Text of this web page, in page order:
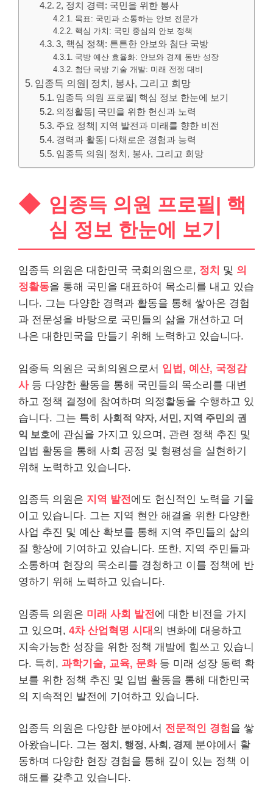
2, 정치 경력: 국민을 위한 봉사
목표: 국민과 소통하는 안보 전문가
핵심 가치: 국민 중심의 안보 정책
3, 핵심 정책: 튼튼한 안보와 첨단 국방
국방 예산 효율화: 안보와 경제 동반 성장
첨단 국방 기술 개발: 미래 전쟁 대비
임종득 의원| 정치, 봉사, 그리고 희망
임종득 의원 프로필| 핵심 정보 한눈에 보기
의정활동| 국민을 위한 헌신과 노력
주요 정책| 지역 발전과 미래를 향한 비전
경력과 활동| 다채로운 경험과 능력
임종득 의원| 정치, 봉사, 그리고 희망
임종득 의원 프로필| 핵
심 정보 한눈에 보기
임종득 의원은 대한민국 국회의원으로, 정치 및 의
정활동을 통해 국민을 대표하여 목소리를 내고 있습
니다. 그는 다양한 경력과 활동을 통해 쌓아온 경험
과 전문성을 바탕으로 국민들의 삶을 개선하고 더
나은 대한민국을 만들기 위해 노력하고 있습니다.
임종득 의원은 국회의원으로서 입법, 예산, 국정감
사등 다양한 활동을 통해 국민들의 목소리를 대변
하고 정책 결정에 참여하며 의정활동을 수행하고 있
습니다. 그는 특히 사회적 약자, 서민, 지역 주민의 권
익 보호에 관심을 가지고 있으며, 관련 정책 추진 및
입법 활동을 통해 사회 공정 및 형평성을 실현하기
위해 노력하고 있습니다.
임종득 의원은 지역 발전에도 헌신적인 노력을 기울
이고 있습니다. 그는 지역 현안 해결을 위한 다양한
사업 추진 및 예산 확보를 통해 지역 주민들의 삶의
질 향상에 기여하고 있습니다. 또한, 지역 주민들과
소통하며 현장의 목소리를 경청하고 이를 정책에 반
영하기 위해 노력하고 있습니다.
임종득 의원은 미래 사회 발전 에 대한 비전을 가지
고 있으며, 4차 산업혁명 시대 의 변화에 대응하고
지속가능한 성장을 위한 정책 개발에 힘쓰고 있습니
다. 특히, 과학기술, 교육, 문화등 미래 성장 동력 확
보를 위한 정책 추진 및 입법 활동을 통해 대한민국
의 지속적인 발전에 기여하고 있습니다.
임종득 의원은 다양한 분야에서 전문적인 경험을 쌓
아왔습니다. 그는 정치, 행정, 사회, 경제 분야에서 활
동하며 다양한 현장 경험을 통해 깊이 있는 정책 이
해도를 갖추고 있습니다.